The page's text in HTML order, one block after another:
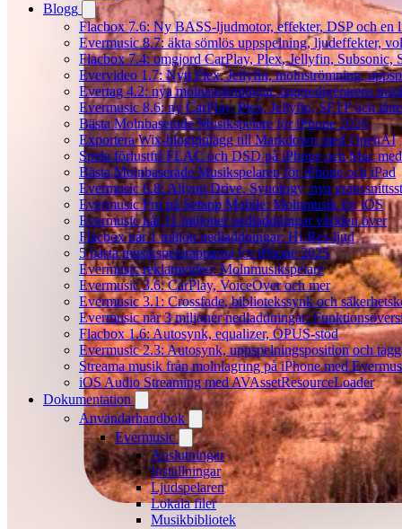
Blogg
Flacbox 7.6: Ny BASS-ljudmotor, effekter, DSP och en
Evermusic 8.7: äkta sömlös uppspelning, ljudeffekter,
Flacbox 7.4: omgjord CarPlay, Plex, Jellyfin, Subsonic,
Evervideo 1.7: Nytt Plex, Jellyfin, molnströmning,
Evertag 4.2: nya molnanslutningar, taggredigerarens
Evermusic 8.6: ny CarPlay, Plex, Jellyfin, SFTP och
Bästa Molnbaserade Musikspelare för iPhone 2026
Exportera Wix-blogginlägg till Markdown med OpenAI
Spela förlustfri FLAC och DSD på iPhone och Mac
Bästa Molnbaserade Musikspelaren för iPhone och iPad
Evermusic 6.8: Aliyun Drive, Synology, nya
Evermusic Pro på Setapp Mobile: Molnmusik för iOS
Evermusic når 11 miljoner nedladdningar världen över
Flacbox når 1 miljon nedladdningar: Hi-Res-ljud
5 bästa musikspelarapparna för iPhone 2025
Evermusic reklamvideo: Molnmusikspelare
Evermusic 3.6: CarPlay, VoiceOver och mer
Evermusic 3.1: Crossfade, bibliotekssynk och
Evermusic når 3 miljoner nedladdningar:
Flacbox 1.6: Autosynk, equalizer, OPUS-stöd
Evermusic 2.3: Autosynk, uppspelningsposition och
Streama musik från molnlagring på iPhone med
iOS Audio Streaming med AVAssetResourceLoader
Dokumentation
Användarhandbok
Evermusic
Anslutningar
Inställningar
Ljudspelaren
Lokala filer
Musikbibliotek